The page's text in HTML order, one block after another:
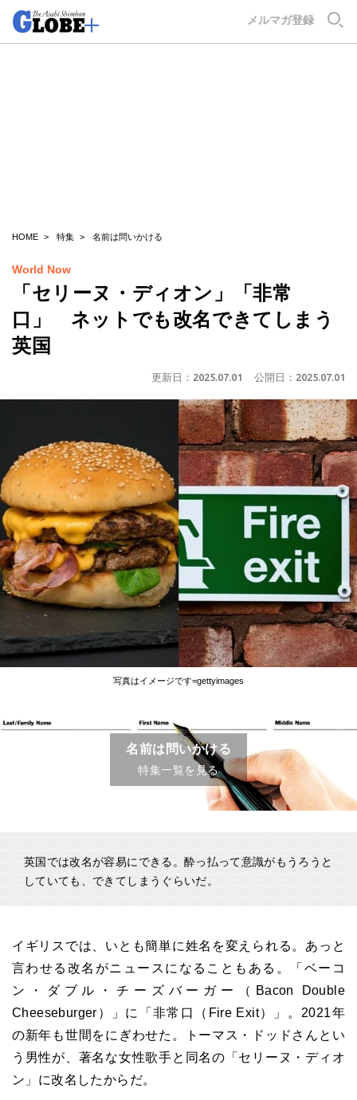
メルマガ登録
HOME 特集 名前は問いかける
World Now
「セリーヌ・ディオン」「非常
口」 ネットでも改名できてしまう
英国
更新日： 2025.07.01 公開日： 2025.07.01
写真はイメージです=gettyimages
名前は問いかける
特集一覧を見る
英国では改名が容易にできる。酔っ払って意識がもうろうと
していても、できてしまうぐらいだ。
イギリスでは、いとも簡単に姓名を変えられる。あっと
言わせる改名がニュースになることもある。「ベーコ
ン・ダブル・チーズバーガー（Bacon Double
Cheeseburger）」に「非常口（Fire Exit）」。2021年
の新年も世間をにぎわせた。トーマス・ドッドさんとい
う男性が、著名な女性歌手と同名の「セリーヌ・ディオ
ン」に改名したからだ。